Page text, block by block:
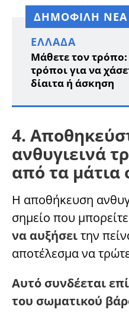
ΔΗΜΟΦΙΛΗ ΝΕΑ
ΕΛΛΆΔΑ
Μάθετε τον τρόπο:
τρόποι για να
δίαιτα ή άσκηση
4.
ανθυγιεινά
από τα μάτια
Η αποθήκευση
σημείο που
να αυξήσειτην
αποτέλεσμα να
Αυτό συνδέεται
του σωματικού